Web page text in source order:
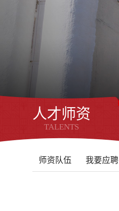
人才师资
TALENTS
师资队伍 我要应聘